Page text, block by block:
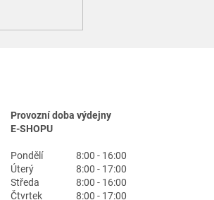
Provozní doba výdejny
E-SHOPU
Pondělí
8:00 - 16:00
Úterý
8:00 - 17:00
Středa
8:00 - 16:00
Čtvrtek
8:00 - 17:00